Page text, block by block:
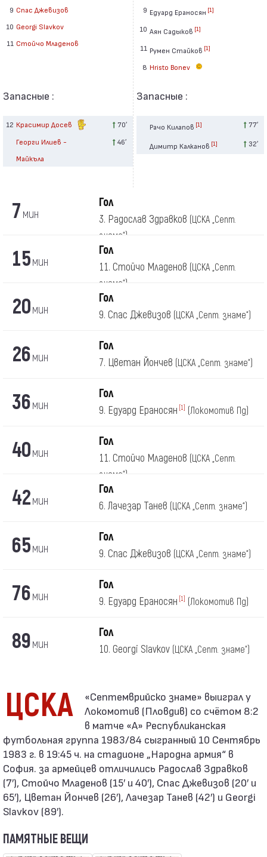
9 Спас Джевизов
10 Georgi Slavkov
11 Стойчо Младенов
Запасные :
12 Красимир Досев 70′
Георги Илиев -
Майкъла
46′
9 Едуард Ераносян [1]
10 Аян Садыков [1]
11 Румен Стайков [1]
8 Hristo Bonev
Запасные :
Рачо Килапов [1] 77′
Димитр Калканов [1] 32′
7 мин
Гол
3. Радослав Здравков (ЦСКА „Септ.
знаме“)
15мин
Гол
11. Стойчо Младенов (ЦСКА „Септ.
знаме“)
20мин
Гол
9. Спас Джевизов (ЦСКА „Септ. знаме“)
26мин
Гол
7. Цветан Йончев (ЦСКА „Септ. знаме“)
36мин
Гол
9. Едуард Ераносян [1] (Локомотив Пд)
40мин
Гол
11. Стойчо Младенов (ЦСКА „Септ.
знаме“)
42мин
Гол
6. Лачезар Танев (ЦСКА „Септ. знаме“)
65мин
Гол
9. Спас Джевизов (ЦСКА „Септ. знаме“)
76мин
Гол
9. Едуард Ераносян [1] (Локомотив Пд)
89мин
Гол
10. Georgi Slavkov (ЦСКА „Септ. знаме“)
ЦСКА
Локомотив (Пловдив) со счётом 8:2
в матче «А» Республиканская
футбольная группа 1983/84 сыгранный 10 Сентябрь
1983 г. в 19:45 ч. на стадионе „Народна армия“ в
София. за армейцев отличились Радослав Здравков
(7′), Стойчо Младенов (15′ и 40′), Спас Джевизов (20′ и
65′), Цветан Йончев (26′), Лачезар Танев (42′) и Georgi
Slavkov (89′).
ПАМЯТНЫЕ ВЕЩИ